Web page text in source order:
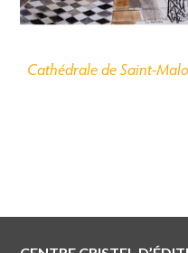
Cathédrale de Saint-Malo